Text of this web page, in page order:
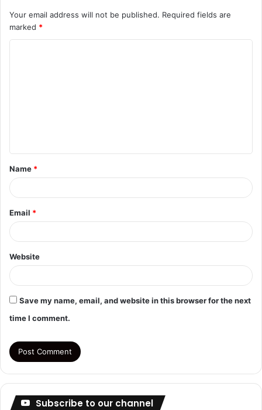
Your email address will not be published. Required fields are
marked *
t
*
Name *
Email *
Website
Save my name, email, and website in this browser for the next
time I comment.
Subscribe to our channel